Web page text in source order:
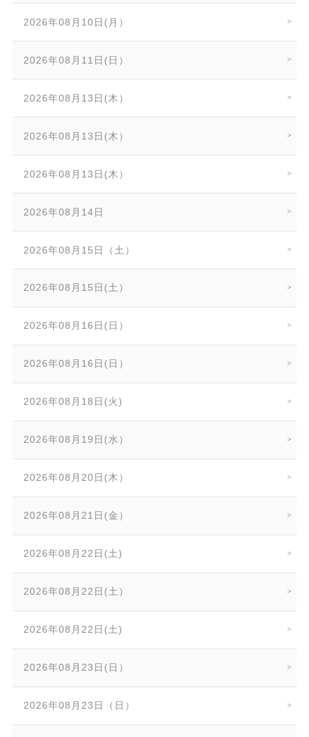
2026年08月10日(月）
2026年08月11日(日）
2026年08月13日(木）
2026年08月13日(木）
2026年08月13日(木）
2026年08月14日
2026年08月15日（土）
2026年08月15日(土）
2026年08月16日(日）
2026年08月16日(日）
2026年08月18日(火)
2026年08月19日(水）
2026年08月20日(木）
2026年08月21日(金）
2026年08月22日(土)
2026年08月22日(土）
2026年08月22日(土)
2026年08月23日(日）
2026年08月23日（日）